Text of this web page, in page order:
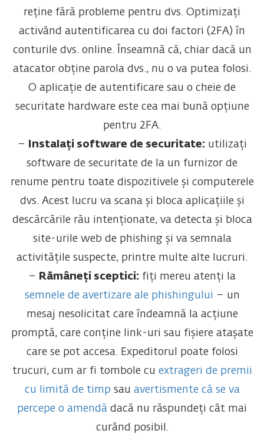
reține fără probleme pentru dvs. Optimizați
activând autentificarea cu doi factori (2FA) în
conturile dvs. online. Înseamnă că, chiar dacă un
atacator obține parola dvs., nu o va putea folosi.
O aplicație de autentificare sau o cheie de
securitate hardware este cea mai bună opțiune
pentru 2FA.
–
Instalați software de securitate: utilizați
software de securitate de la un furnizor de
renume pentru toate dispozitivele și computerele
dvs. Acest lucru va scana și bloca aplicațiile și
descărcările rău intenționate, va detecta și bloca
site-urile web de phishing și va semnala
activitățile suspecte, printre multe alte lucruri.
–
Rămâneți sceptici: fiți mereu atenți la
semnele de avertizare ale phishingului – un
mesaj nesolicitat care îndeamnă la acțiune
promptă, care conține link-uri sau fișiere atașate
care se pot accesa. Expeditorul poate folosi
trucuri, cum ar fi tombole cu extrageri de premii
cu limită de timp sau avertismente că se va
percepe o amendă dacă nu răspundeți cât mai
curând posibil.